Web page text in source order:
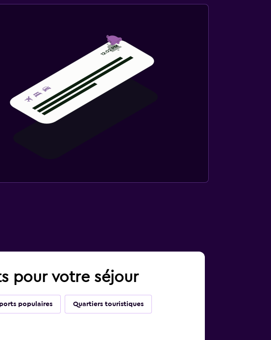
pour votre séjour
populaires Quartiers touristiques